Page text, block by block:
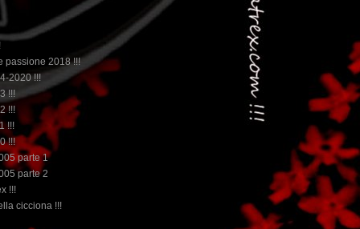
passione 2018 !!!
2020 !!!
!!!
!!!
!!!
!!!
parte 1
parte 2
!!!
cicciona !!!